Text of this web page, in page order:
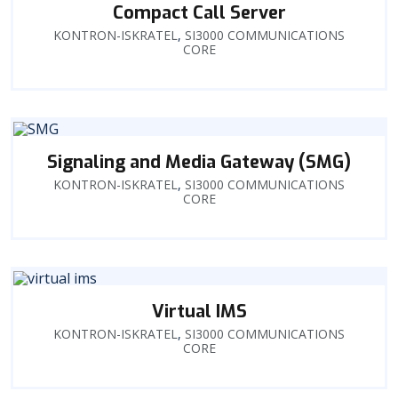
Compact Call Server
KONTRON-ISKRATEL, SI3000 COMMUNICATIONS
CORE
Signaling and Media Gateway (SMG)
KONTRON-ISKRATEL, SI3000 COMMUNICATIONS
CORE
Virtual IMS
KONTRON-ISKRATEL , SI3000 COMMUNICATIONS
CORE